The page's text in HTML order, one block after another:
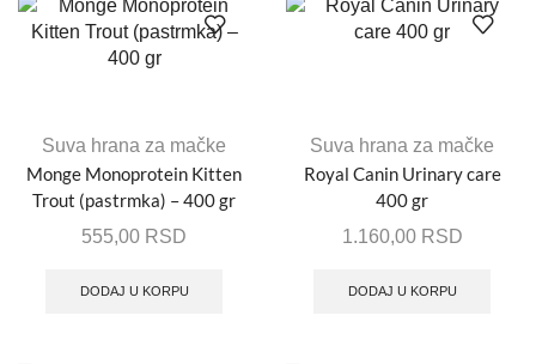
Suva hrana za mačke
Monge Monoprotein Kitten
Trout (pastrmka) – 400 gr
555,00 RSD
DODAJ U KORPU
Suva hrana za mačke
Royal Canin Urinary care
400 gr
1.160,00 RSD
DODAJ U KORPU